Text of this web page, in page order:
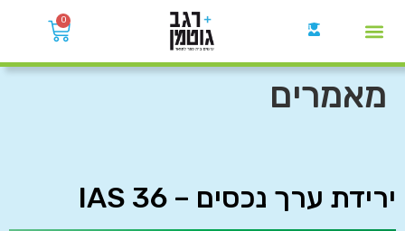
0
מאמרים
ירידת ערך נכסים – IAS 36